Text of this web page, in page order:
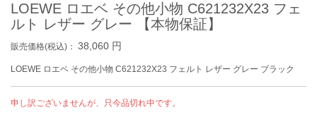
LOEWE ロエベ その他小物 C621232X23 フェ
ルト レザー グレー 【本物保証】
販売価格(税込)： 38,060 円
LOEWE ロエベ その他小物 C621232X23 フェルト レザー グレー ブラック
申し訳ございませんが、只今品切れ中です。